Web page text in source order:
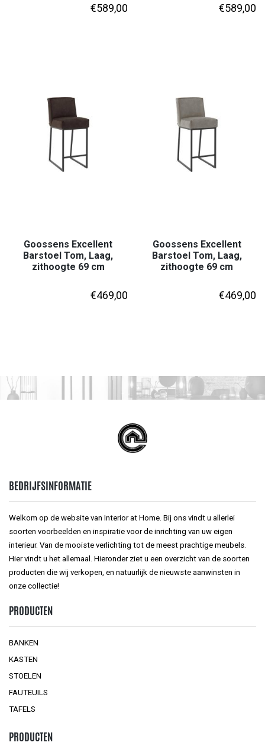
€589,00 €589,00
Goossens Excellent
Barstoel Tom, Laag,
zithoogte 69 cm
€469,00
Goossens Excellent
Barstoel Tom, Laag,
zithoogte 69 cm
€469,00
BEDRIJFSINFORMATIE
Welkom op de website van Interior at Home. Bij ons vindt u allerlei
soorten voorbeelden en inspiratie voor de inrichting van uw eigen
interieur. Van de mooiste verlichting tot de meest prachtige meubels.
Hier vindt u het allemaal. Hieronder ziet u een overzicht van de soorten
producten die wij verkopen, en natuurlijk de nieuwste aanwinsten in
onze collectie!
PRODUCTEN
BANKEN
KASTEN
STOELEN
FAUTEUILS
TAFELS
PRODUCTEN